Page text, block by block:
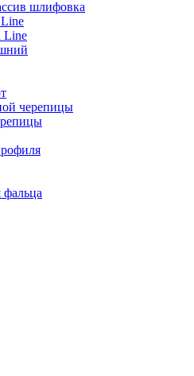
шлифовка
Line
черепицы